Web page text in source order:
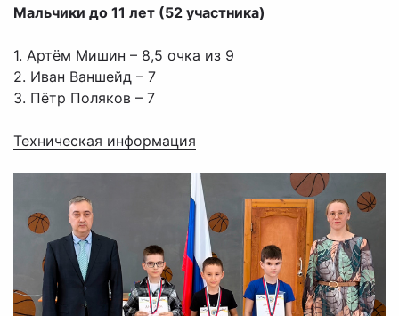
Мальчики до 11 лет (52 участника)
1. Артём Мишин – 8,5 очка из 9
2. Иван Ваншейд – 7
3. Пётр Поляков – 7
Техническая информация